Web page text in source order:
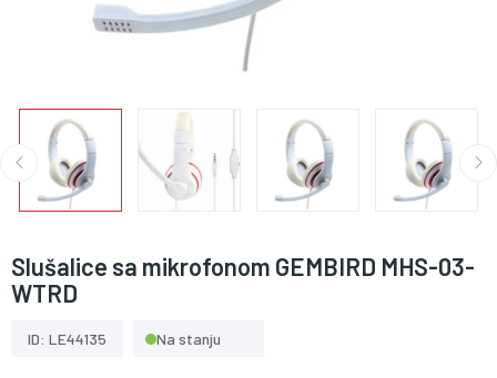
Slušalice sa mikrofonom GEMBIRD MHS-03-
WTRD
ID: LE44135 Na stanju